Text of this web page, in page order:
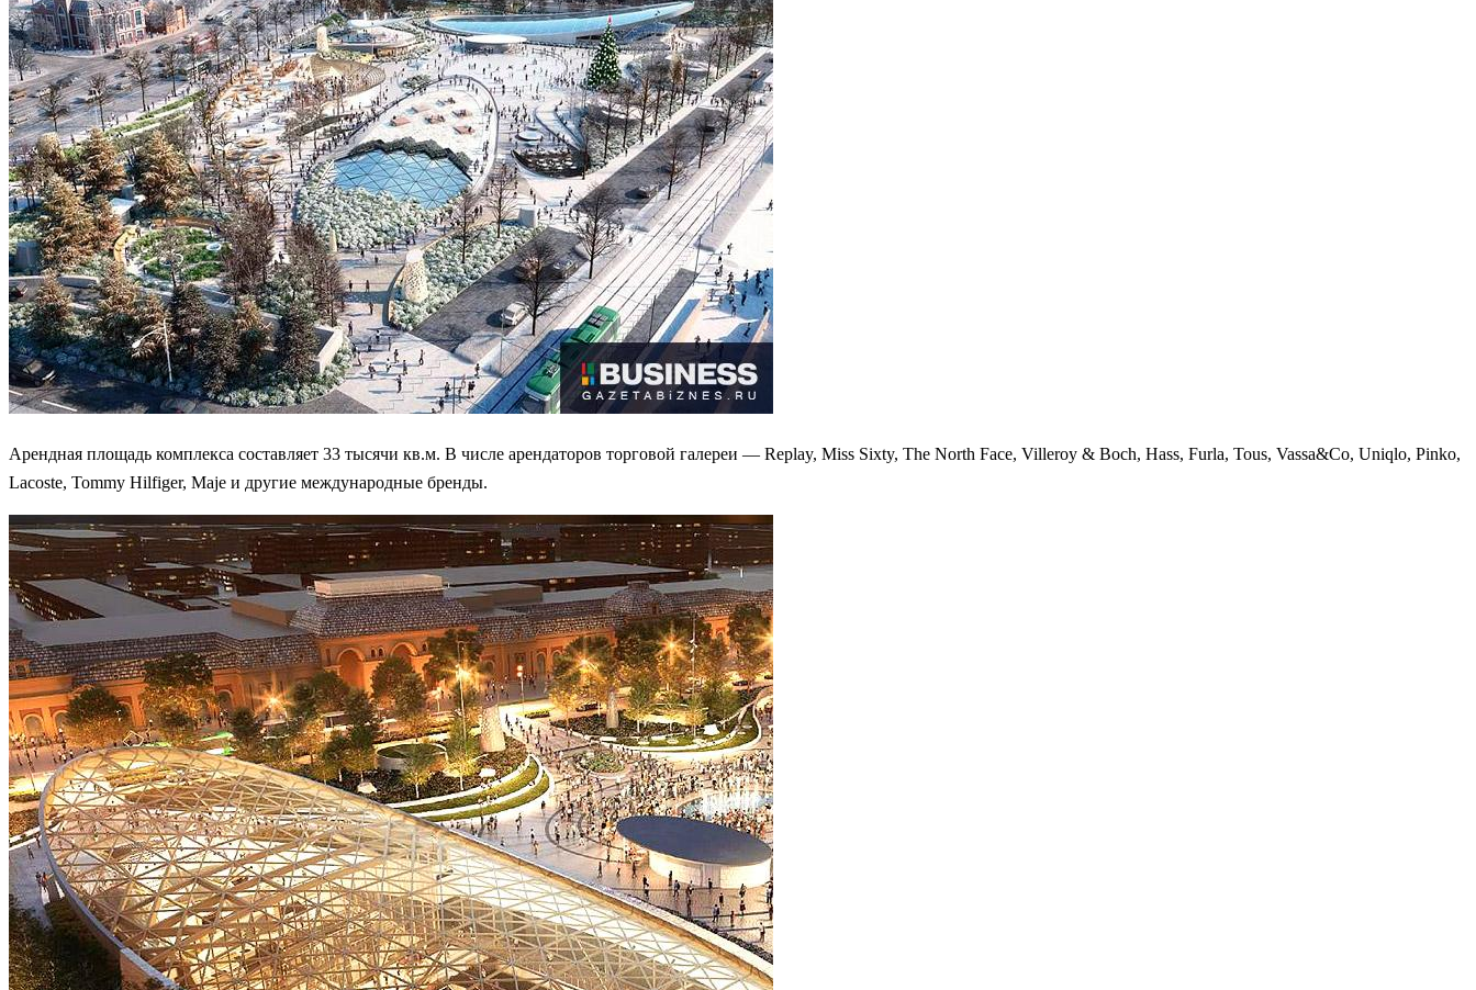
Арендная площадь комплекса составляет 33 тысячи кв.м. В числе арендаторов торговой галереи — Replay, Miss Sixty, The North Face, Villeroy & Boch, Hass, Furla, Tous, Vassa&Co, Uniqlo, Pinko,
Lacoste, Tommy Hilfiger, Maje и другие международные бренды.